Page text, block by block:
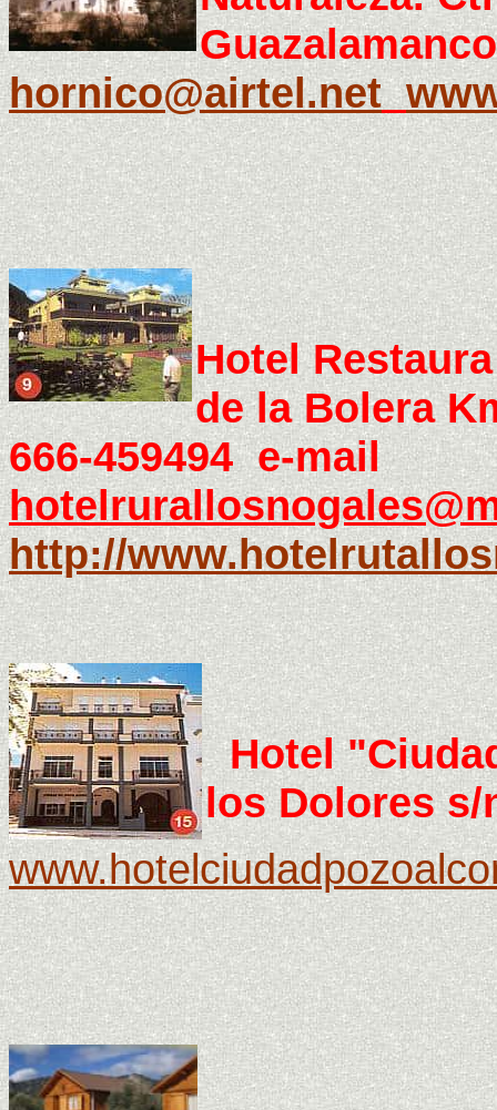
hornico@airtel.net
Hotel
de la Bolera
666-459494 e-mail
http://
Hotel
los Dolores s/